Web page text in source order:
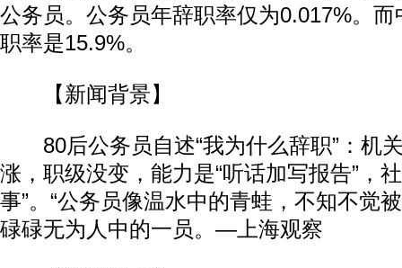
公务员。公务员年辞职率仅为0.017%。
职率是15.9%。
【新闻背景】
80后公务员自述“我为什么辞职”：机
涨，职级没变，能力是“听话加写报告”，
事”。“公务员像温水中的青蛙，不知不觉
碌碌无为人中的一员。—上海观察